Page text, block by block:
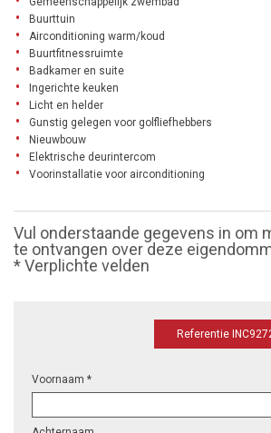
Buurttuin
Airconditioning warm/koud
Buurtfitnessruimte
Badkamer en suite
Ingerichte keuken
Licht en helder
Gunstig gelegen voor golfliefhebbers
Nieuwbouw
Elektrische deurintercom
Voorinstallatie voor airconditioning
Vul onderstaande gegevens in om
te ontvangen over deze
* Verplichte velden
Referentie
Voornaam *